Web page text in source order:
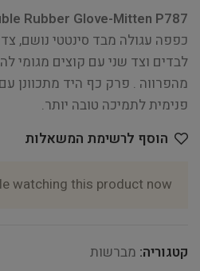
Rubber Glove-Mitten P787
כפפה עגולה מבד סינטטי נושם,
לבדים וצד שני עם קוצים מגומי
מהפרווה . פרק כף היד מתכוונן
פנימית לתמיכה טובה יותר.
הוסף לרשימת המשאלות
watching this product now!
קטגוריה: מברשות